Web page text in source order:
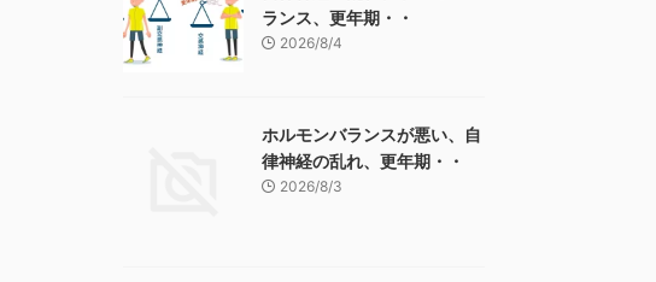
ランス、更年期・・
2026/8/4
ホルモンバランスが悪い、自
律神経の乱れ、更年期・・
2026/8/3